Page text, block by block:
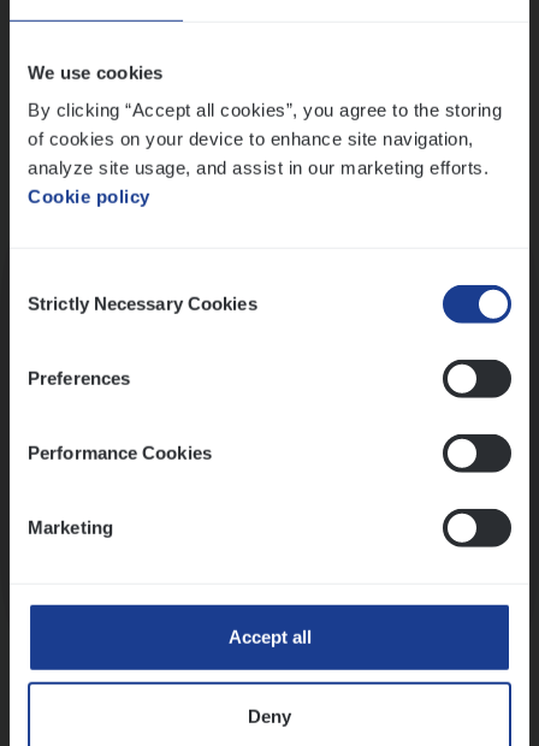
We use cookies
By clicking “Accept all cookies”, you agree to the storing
of cookies on your device to enhance site navigation,
analyze site usage, and assist in our marketing efforts.
Cookie policy
Selection
Strictly Necessary Cookies
Preferences
Performance Cookies
Marketing
Accept all
Deny